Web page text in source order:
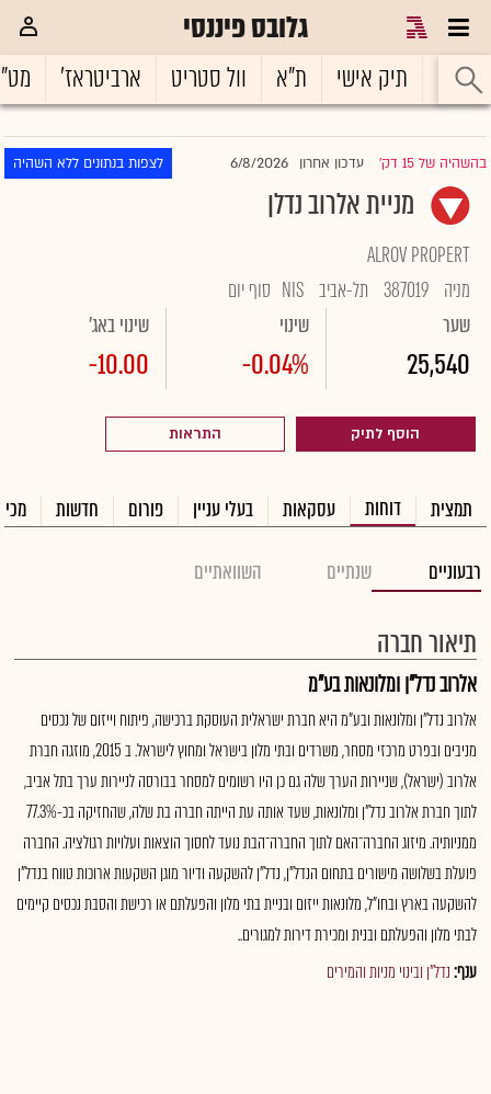
גלובס פיננסי
ראשי תיק אישי ת"א וול סטריט ארביטראז'
בהשהיה של 15 דק' |עדכון אחרון 6/8/2026 לצפות בנתונים ללא השהיה
מניית אלרוב נדלן
ALROV PROPERT
מניה 387019 תל-אביב NIS סוף יום
שער
25,540
שינוי
-0.04%
שינוי באג'
-10.00
הוסף לתיק התראות
תמצית דוחות עסקאות בעלי עניין פורום חדשות
רבעוניים שנתיים השוואתיים
תיאור חברה
אלרוב נדל"ן ומלונאות בע"מ
אלרוב נדל"ן ומלונאות ובע"מ היא חברת ישראלית העוסקת ברכישה, פיתוח וייזום של נכסים
מניבים ובפרט מרכזי מסחר, משרדים ובתי מלון בישראל ומחוץ לישראל. ב 2015, מוזגה חברת
אלרוב (ישראל), שניירות הערך שלה גם כן היו רשומים למסחר בבורסה לניירות ערך בתל אביב,
לתוך חברת אלרוב נדל"ן ומלונאות, שעד אותה עת הייתה חברה בת שלה, שהחזיקה בכ-77.3%
ממניותיה. מיזוג החברה־האם לתוך החברה־הבת נועד לחסוך הוצאות ועלויות רגולציה. החברה
פועלת בשלושה מישורים בתחום הנדל"ן, נדל"ן להשקעה ודיור מוגן השקעות ארוכות טווח בנדל"ן
להשקעה בארץ ובחו"ל, מלונאות ייזום ובניית בתי מלון והפעלתם או רכישת והסבת נכסים קיימים
לבתי מלון והפעלתם ובנית ומכירת דירות למגורים..
ענף:נדל"ן ובינוי מניות והמירים